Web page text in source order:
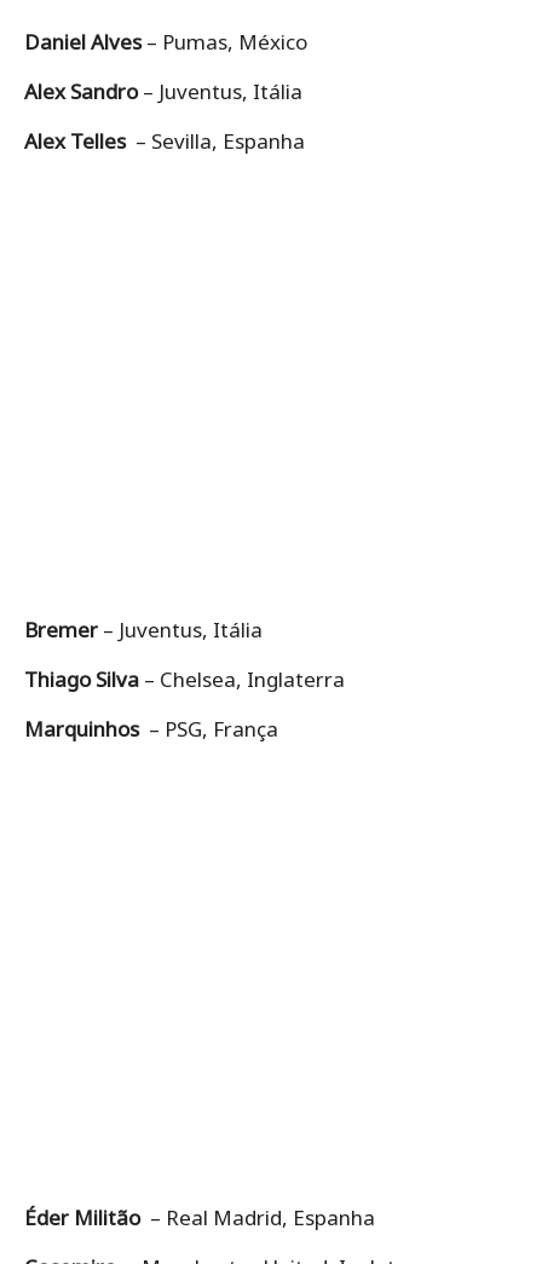
Daniel Alves– Pumas, México
Alex Sandro– Juventus, Itália
Alex Telles– Sevilla, Espanha
Bremer – Juventus, Itália
Thiago Silva – Chelsea, Inglaterra
Marquinhos – PSG, França
Éder Militão– Real Madrid, Espanha